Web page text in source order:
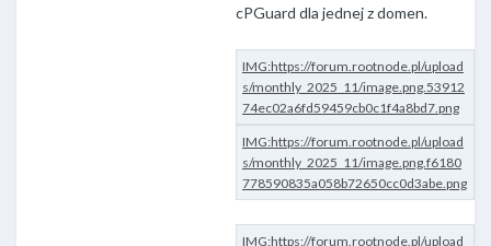
cPGuard dla jednej z domen.